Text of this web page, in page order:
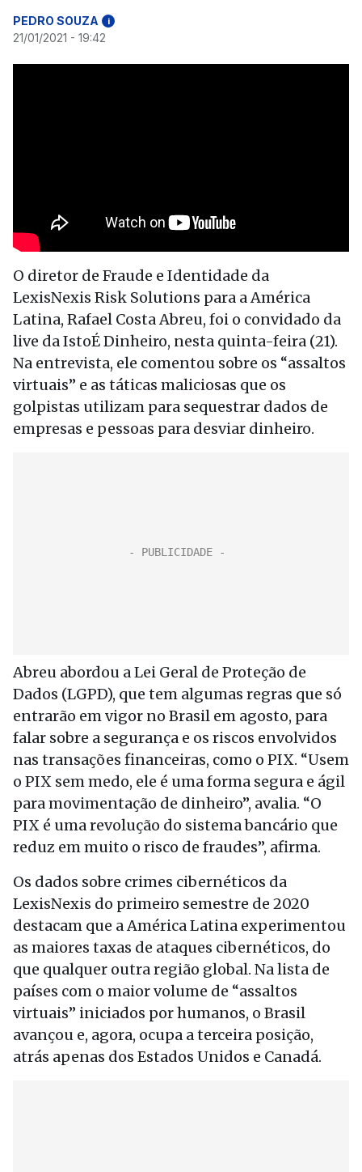
PEDRO SOUZA i
21/01/2021 - 19:42
O diretor de Fraude e Identidade da
LexisNexis Risk Solutions para a América
Latina, Rafael Costa Abreu, foi o convidado da
live da IstoÉ Dinheiro, nesta quinta-feira (21).
Na entrevista, ele comentou sobre os “assaltos
virtuais” e as táticas maliciosas que os
golpistas utilizam para sequestrar dados de
empresas e pessoas para desviar dinheiro.
Abreu abordou a Lei Geral de Proteção de
Dados (LGPD), que tem algumas regras que só
entrarão em vigor no Brasil em agosto, para
falar sobre a segurança e os riscos envolvidos
nas transações financeiras, como o PIX. “Usem
o PIX sem medo, ele é uma forma segura e ágil
para movimentação de dinheiro”, avalia. “O
PIX é uma revolução do sistema bancário que
reduz em muito o risco de fraudes”, afirma.
Os dados sobre crimes cibernéticos da
LexisNexis do primeiro semestre de 2020
destacam que a América Latina experimentou
as maiores taxas de ataques cibernéticos, do
que qualquer outra região global. Na lista de
países com o maior volume de “assaltos
virtuais” iniciados por humanos, o Brasil
avançou e, agora, ocupa a terceira posição,
atrás apenas dos Estados Unidos e Canadá.